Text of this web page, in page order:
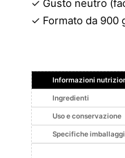
✓ Gusto neutro
✓ Formato da 900
Informazioni
Ingredienti
Uso e conservazione
Specifiche imballaggi